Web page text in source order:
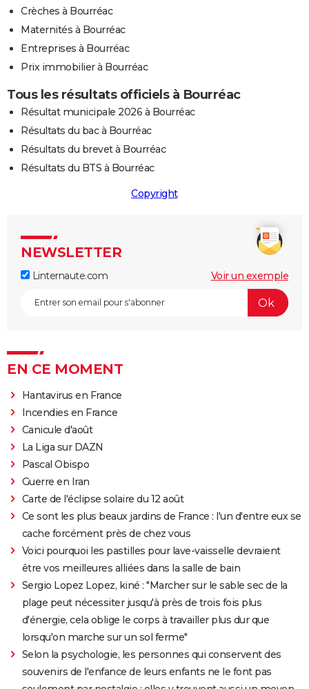
Crèches à Bourréac
Maternités à Bourréac
Entreprises à Bourréac
Prix immobilier à Bourréac
Tous les résultats officiels à Bourréac
Résultat municipale 2026 à Bourréac
Résultats du bac à Bourréac
Résultats du brevet à Bourréac
Résultats du BTS à Bourréac
Copyright
NEWSLETTER
Linternaute.com Voir un exemple
EN CE MOMENT
Hantavirus en France
Incendies en France
Canicule d'août
La Liga sur DAZN
Pascal Obispo
Guerre en Iran
Carte de l'éclipse solaire du 12 août
Ce sont les plus beaux jardins de France : l'un d'entre eux se
cache forcément près de chez vous
Voici pourquoi les pastilles pour lave-vaisselle devraient
être vos meilleures alliées dans la salle de bain
Sergio Lopez Lopez, kiné : "Marcher sur le sable sec de la
plage peut nécessiter jusqu'à près de trois fois plus
d'énergie, cela oblige le corps à travailler plus dur que
lorsqu'on marche sur un sol ferme"
Selon la psychologie, les personnes qui conservent des
souvenirs de l'enfance de leurs enfants ne le font pas